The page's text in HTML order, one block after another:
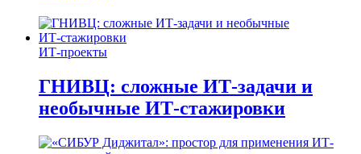
ИТ-проекты
ГНИВЦ: сложные ИТ‑задачи и
необычные ИТ‑стажировки